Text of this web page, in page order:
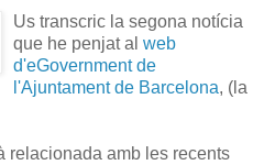
Us transcric la segona notícia
que he penjat al web
d'eGovernment de
l'Ajuntament de Barcelona, (la
relacionada amb les recents